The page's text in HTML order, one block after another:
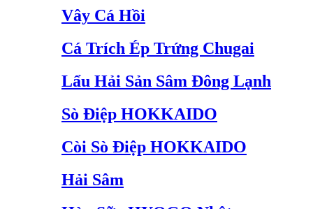
Vây Cá Hồi
Cá Trích Ép Trứng Chugai
Lẩu Hải Sản Sâm Đông Lạnh
Sò Điệp HOKKAIDO
Còi Sò Điệp HOKKAIDO
Hải Sâm